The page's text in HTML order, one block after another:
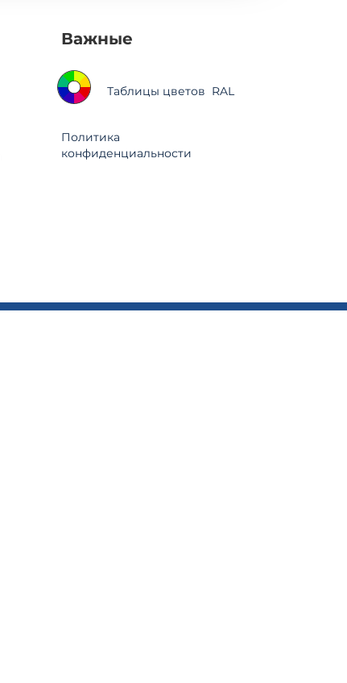
Важные
Таблицы цветов RAL
Политика
конфиденциальности